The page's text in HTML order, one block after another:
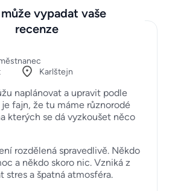
vypadat vaše
recenze
Karlštejn
naplánovat a upravit podle
je fajn, že tu máme různorodé
kterých se dá vyzkoušet něco
rozdělená spravedlivě. Někdo
a někdo skoro nic. Vzniká z
stres a špatná atmosféra.